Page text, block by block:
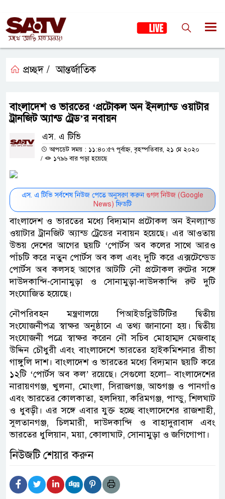
প্রচ্ছদ / আন্তর্জাতিক
বাংলাদেশ ও ভারতের ‘প্রটোকল অন ইনল্যান্ড ওয়াটার
ট্রানজিট অ্যান্ড ট্রেড’র নবায়ন
এস. এ টিভি
আপডেট সময় : ১১:৪০:৫৭ পূর্বাহ্ন, বৃহস্পতিবার, ২১ মে ২০২০
/
১৭৯৬ বার পড়া হয়েছে
এস. এ টিভি সর্বশেষ নিউজ পেতে অনুসরণ করুন গুগল নিউজ (Google
News) ফিডটি
বাংলাদেশ ও ভারতের মধ্যে বিদ্যমান প্রটোকল অন ইনল্যান্ড
ওয়াটার ট্রানজিট অ্যান্ড ট্রেডের নবায়ন হয়েছে। এর আওতায়
উভয় দেশের আগের ছয়টি ‘পোর্টস অব কলের সাথে আরও
পাঁচটি করে নতুন পোর্টস অব কল এবং দুটি করে এক্সটেন্ডেড
পোর্টস অব কলসহ আগের আটটি নৌ প্রটোকল রুটের সঙ্গে
দাউদকান্দি-সোনামুড়া ও সোনামুড়া-দাউদকান্দি রুট দুটি
সংযোজিত হয়েছে।
নৌপরিবহন মন্ত্রণালয়ে পিআইডব্লিউটিটির দ্বিতীয়
সংযোজনীপত্র স্বাক্ষর অনুষ্ঠানে এ তথ্য জানানো হয়। দ্বিতীয়
সংযোজনী পত্রে স্বাক্ষর করেন নৌ সচিব মোহাম্মদ মেজবাহ্
উদ্দিন চৌধুরী এবং বাংলাদেশে ভারতের হাইকমিশনার রীভা
গাঙ্গুলি দাশ। বাংলাদেশ ও ভারতের মধ্যে বিদ্যমান ছয়টি করে
১২টি ‘পোর্টস অব কল’ রয়েছে। সেগুলো হলো– বাংলাদেশের
নারায়ণগঞ্জ, খুলনা, মোংলা, সিরাজগঞ্জ, আশুগঞ্জ ও পানগাঁও
এবং ভারতের কোলকাতা, হলদিয়া, করিমগঞ্জ, পান্ডু, শিলঘাট
ও ধুবড়ী। এর সঙ্গে এবার যুক্ত হচ্ছে বাংলাদেশের রাজশাহী,
সুলতানগঞ্জ, চিলমারী, দাউদকান্দি ও বাহাদুরাবাদ এবং
ভারতের ধুলিয়ান, ময়া, কোলাঘাট, সোনামুড়া ও জগিগোপা।
নিউজটি শেয়ার করুন